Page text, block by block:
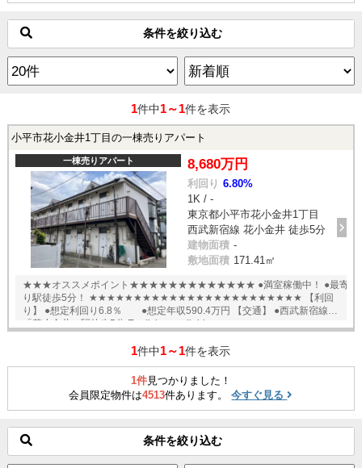
条件を絞り込む
1件中1～1件を表示
小平市花小金井1丁目の一棟売りアパート
一棟売りアパート 8,680万円
利回り 6.80%
1K / -
東京都小平市花小金井1丁目
西武新宿線 花小金井 徒歩5分
建物面積 -
敷地面積 171.41㎡
★★★オススメポイント★★★★★★★★★★★★★ ●満室稼働中！ ●最寄
り駅徒歩5分！ ★★★★★★★★★★★★★★★★★★★★★★★★ 【利回
り】 ●想定利回り6.8％ ●想定年収590.4万円 【交通】 ●西武新宿線
「花小金井」駅徒歩5分 English available
1件中1～1件を表示
1件見つかりました！
会員限定物件は4513件あります。今すぐ見る
条件を絞り込む